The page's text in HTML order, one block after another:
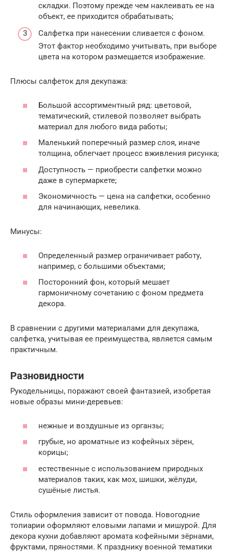
складки. Поэтому прежде чем наклеивать ее на
объект, ее приходится обрабатывать;
Салфетка при нанесении сливается с фоном.
Этот фактор необходимо учитывать, при выборе
цвета на котором размещается изображение.
Плюсы салфеток для декупажа:
Большой ассортиментный ряд: цветовой,
тематический, стилевой позволяет выбрать
материал для любого вида работы;
Маленький поперечный размер слоя, иначе
толщина, облегчает процесс вживления рисунка;
Доступность — приобрести салфетки можно
даже в супермаркете;
Экономичность — цена на салфетки, особенно
для начинающих, невелика.
Минусы:
Определенный размер ограничивает работу,
например, с большими объектами;
Посторонний фон, который мешает
гармоничному сочетанию с фоном предмета
декора.
В сравнении с другими материалами для декупажа,
салфетка, учитывая ее преимущества, является самым
практичным.
Разновидности
Рукодельницы, поражают своей фантазией, изобретая
новые образы мини-деревьев:
нежные и воздушные из органзы;
грубые, но ароматные из кофейных зёрен,
корицы;
естественные с использованием природных
материалов таких, как мох, шишки, жёлуди,
сушёные листья.
Стиль оформления зависит от повода. Новогодние
топиарии оформляют еловыми лапами и мишурой. Для
декора кухни добавляют аромата кофейными зёрнами,
фруктами, пряностями. К празднику военной тематики